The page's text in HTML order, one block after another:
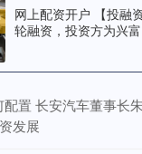
宣布2026款将于7月15
和动力电池上进行了调
网上配资开户 【投融
轮融资，投资方为兴
置 长安汽车董事长
发展